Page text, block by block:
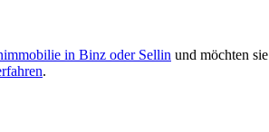
in Binz oder Sellin und möchten sie
.